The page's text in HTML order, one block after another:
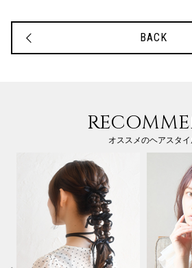
BACK
オススメのヘアスタ